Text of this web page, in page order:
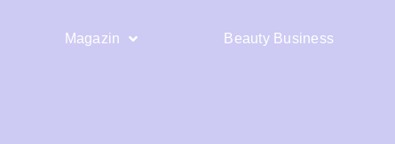
Magazin Beauty Business